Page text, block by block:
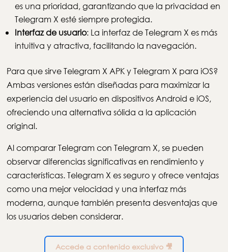
es una prioridad, garantizando que la privacidad en
Telegram X esté siempre protegida.
Interfaz de usuario: La interfaz de Telegram X es más
intuitiva y atractiva, facilitando la navegación.
Para que sirve Telegram X APK y Telegram X para iOS?
Ambas versiones están diseñadas para maximizar la
experiencia del usuario en dispositivos Android e iOS,
ofreciendo una alternativa sólida a la aplicación
original.
Al comparar Telegram con Telegram X, se pueden
observar diferencias significativas en rendimiento y
características. Telegram X es seguro y ofrece ventajas
como una mejor velocidad y una interfaz más
moderna, aunque también presenta desventajas que
los usuarios deben considerar.
Accede a contenido exclusivo 🎥